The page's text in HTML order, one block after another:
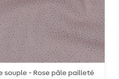
souple - Rose pâle pailleté